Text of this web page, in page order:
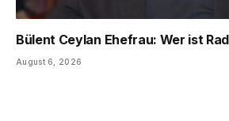
Bülent Ceylan Ehefrau: Wer ist
August 6, 2026